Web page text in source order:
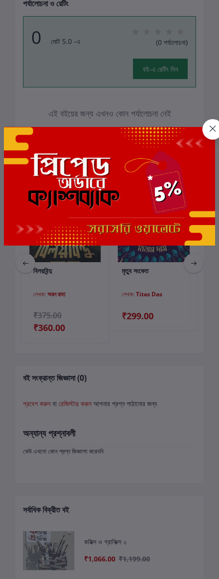
পর্যালোচনা ও রেটিং
0 মোট 5.0 -এ (0 পর্যালোচনা)
বই-এ রেটিং দিন
এই বইয়ের জন্য এখনও কোন পর্যালোচনা নেই
সংশ্লিষ্ট বই
ছাড় 4%
কার্টে যোগ করুন
বিলয়বিন্দু
লেখক: অয়ন রাহা
₹375.00
₹360.00
কার্টে যোগ করুন
মৃত্যু সংকেত
লেখক: Titas Das
₹299.00
বই সংক্রান্ত জিজ্ঞাসা (0)
প্রবেশ করুন বা রেজিস্টার করুন আপনার প্রশ্ন পাঠানোর জন্য
অন্যান্য প্রশ্নাবলী
কেউ এখনো কোন প্রশ্ন জিজ্ঞাসা করেননি
সর্বাধিক বিক্রীত বই
কমিক্স ও গ্রাফিক্স ২
₹1,066.00 ₹1,199.00